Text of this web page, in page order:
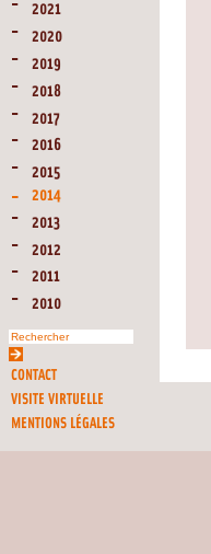
2021
2020
2019
2018
2017
2016
2015
2014
2013
2012
2011
2010
CONTACT
VISITE VIRTUELLE
MENTIONS LÉGALES